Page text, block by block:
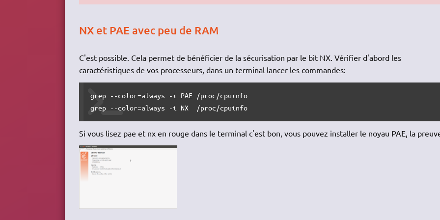
NX et PAE avec peu de RAM
C'est possible. Cela permet de bénéficier de la sécurisation par le bit NX. Vérifier d'abord les
caractéristiques de vos processeurs, dans un terminal lancer les commandes:
grep --color=always -i PAE /proc/cpuinfo
grep --color=always -i NX  /proc/cpuinfo
Si vous lisez pae et nx en rouge dans le terminal c'est bon, vous pouvez installer le noyau PAE, la